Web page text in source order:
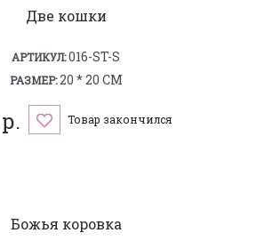
Две кошки
АРТИКУЛ:016-ST-S
РАЗМЕР:20 * 20 СМ
Товар закончился
Божья коровка